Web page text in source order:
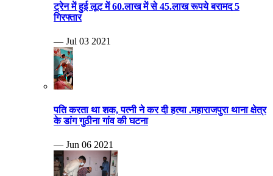
ट्रेन में हुई लूट में 60.लाख में से 45.लाख रूपये बरामद 5
गिरफ्तार
— Jul 03 2021
पति करता था शक, पत्नी ने कर दी हत्या .महाराजपुरा थाना क्षेत्र
के डांग गुठीना गांव की घटना
— Jun 06 2021